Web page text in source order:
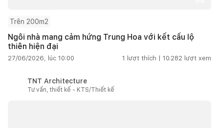
Trên 200m2
Ngôi nhà mang cảm hứng Trung Hoa với kết cấu lộ
thiên hiện đại
27/06/2026, lúc 10:00 1 lượt thích | 10.282 lượt xem
TNT Architecture
Tư vấn, thiết kế - KTS/Thiết kế